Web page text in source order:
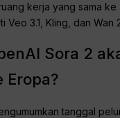
kerja yang sama ke
Veo 3.1, Kling, dan Wan
Sora 2
Eropa?
tanggal